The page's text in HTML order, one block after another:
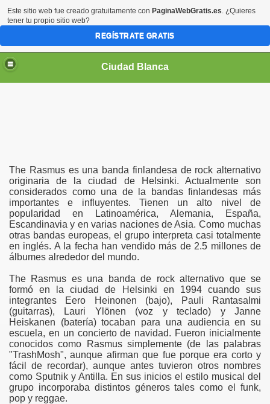
Ciudad Blanca
The Rasmus es una banda finlandesa de rock alternativo
originaria de la ciudad de Helsinki. Actualmente son
considerados como una de la bandas finlandesas más
importantes e influyentes. Tienen un alto nivel de
popularidad en Latinoamérica, Alemania, España,
Escandinavia y en varias naciones de Asia. Como muchas
otras bandas europeas, el grupo interpreta casi totalmente
en inglés. A la fecha han vendido más de 2.5 millones de
álbumes alrededor del mundo.
The Rasmus es una banda de rock alternativo que se
formó en la ciudad de Helsinki en 1994 cuando sus
integrantes Eero Heinonen (bajo), Pauli Rantasalmi
(guitarras), Lauri Ylönen (voz y teclado) y Janne
Heiskanen (batería) tocaban para una audiencia en su
escuela, en un concierto de navidad. Fueron inicialmente
conocidos como Rasmus simplemente (de las palabras
"TrashMosh", aunque afirman que fue porque era corto y
fácil de recordar), aunque antes tuvieron otros nombres
como Sputnik y Antilla. En sus inicios el estilo musical del
grupo incorporaba distintos géneros tales como el funk,
pop y reggae.
Este sitio web fue creado gratuitamente con PaginaWebGratis.es. ¿Quieres
tener tu propio sitio web?
REGÍSTRATE GRATIS